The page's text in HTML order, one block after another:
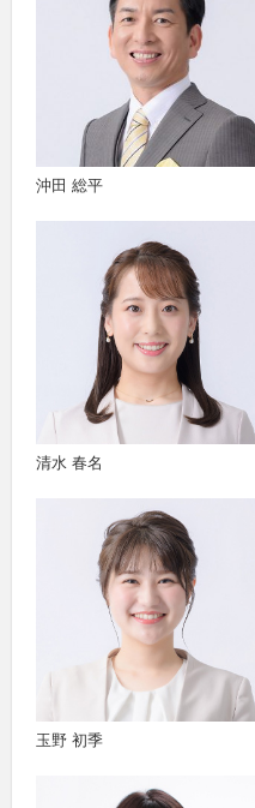
沖田 総平
清水 春名
玉野 初季